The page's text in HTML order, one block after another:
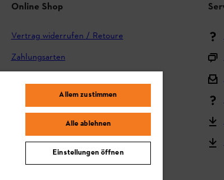
Online Shop
Vertrag widerrufen / Retoure
Zahlungsarten
Reklamation und Garantie
STIHL Kooperationsprogramm
STIHL Bedienungsanleitungen
MY STIHL
Allem zustimmen
Alle ablehnen
Einstellungen öffnen